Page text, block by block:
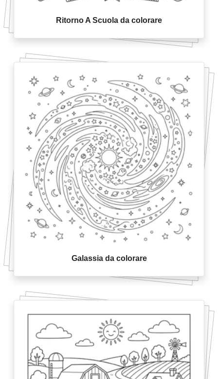
Ritorno A Scuola da colorare
Galassia da colorare